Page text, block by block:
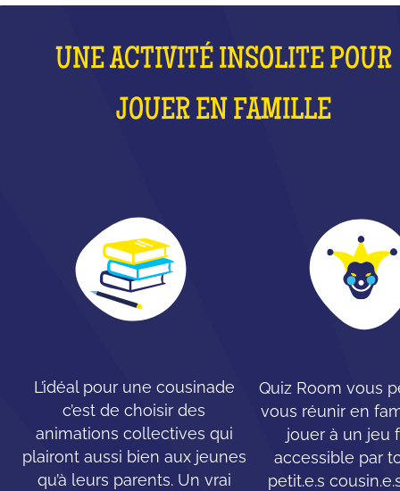
UNE ACTIVITÉ INSOLITE POUR
JOUER EN FAMILLE
L’idéal pour une cousinade
c’est de choisir des
animations collectives qui
plairont aussi bien aux jeunes
qu’à leurs parents. Un vrai
Quiz Room vous
vous réunir en
jouer à un jeu
accessible par
petit.e.s